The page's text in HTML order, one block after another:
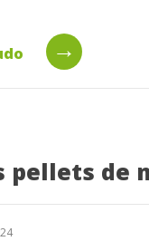
→
pellets de